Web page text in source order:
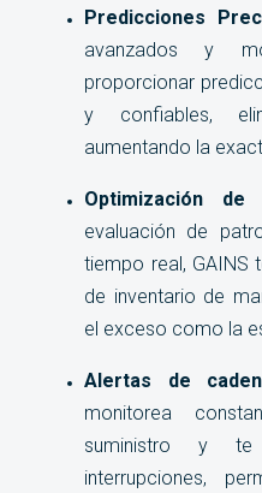
Predicciones
avanzados y
proporcionar
y confiables,
aumentando la
Optimización de
evaluación de
tiempo real, GAINS
de inventario de
el exceso como la
Alertas de
monitorea
suministro y te
interrupciones,